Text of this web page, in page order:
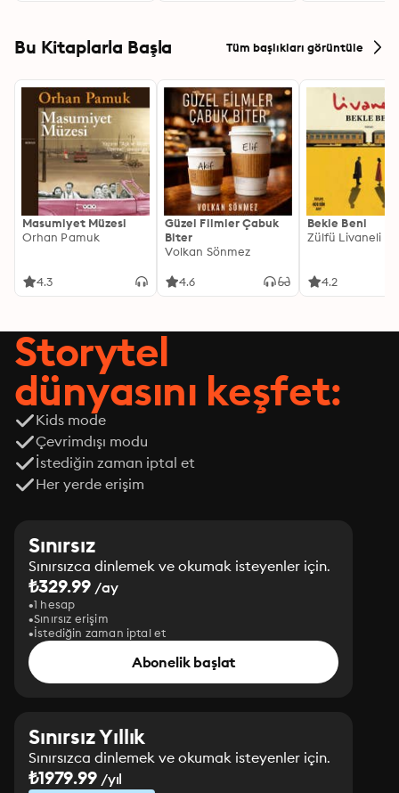
Bu Kitaplarla Başla Tüm başlıkları görüntüle
Masumiyet Müzesi
Orhan Pamuk
4.3
Güzel Filmler Çabuk
Biter
Volkan Sönmez
4.6
Bekle Beni
Zülfü Livaneli
4.2
Storytel
dünyasını keşfet:
Kids mode
Çevrimdışı modu
İstediğin zaman iptal et
Her yerde erişim
Sınırsız
Sınırsızca dinlemek ve okumak isteyenler için.
₺329.99 /ay
1 hesap
Sınırsız erişim
İstediğin zaman iptal et
Abonelik başlat
Sınırsız Yıllık
Sınırsızca dinlemek ve okumak isteyenler için.
₺1979.99/yıl